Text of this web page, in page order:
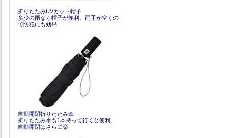
折りたたみUVカット帽子
多少の雨なら帽子が便利。両手が空くの
で防犯にも効果
自動開閉折りたたみ傘
折りたたみ傘も1本持って行くと便利。
自動開閉はさらに楽